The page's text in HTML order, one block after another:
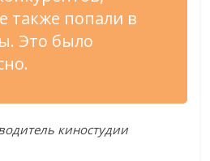
также попали в
Это было
киностудии